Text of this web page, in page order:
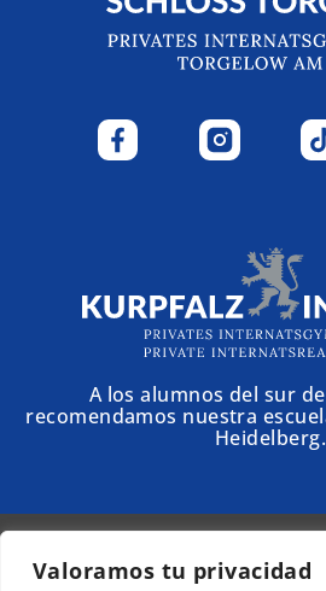
Valoramos tu privacidad
A los alumnos del sur
recomendamos nuestra
Heidelberg.